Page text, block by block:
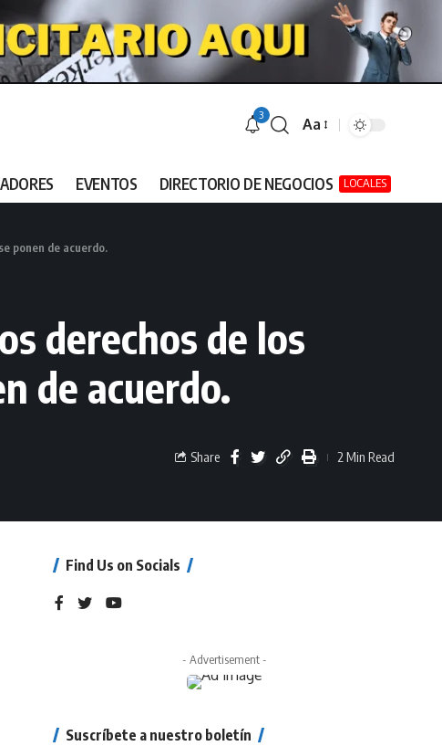
3
Aa
EVENTOS DIRECTORIO DE NEGOCIOS LOCALES
ponen de acuerdo.
derechos de los
de acuerdo.
Share 2 Min Read
Find Us on Socials
- Advertisement -
Suscríbete a nuestro boletín